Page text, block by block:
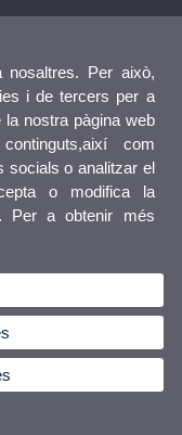
Per això,
i de tercers per a
nostra pàgina web
com
socials o analitzar el
o modifica la
Per a obtenir més